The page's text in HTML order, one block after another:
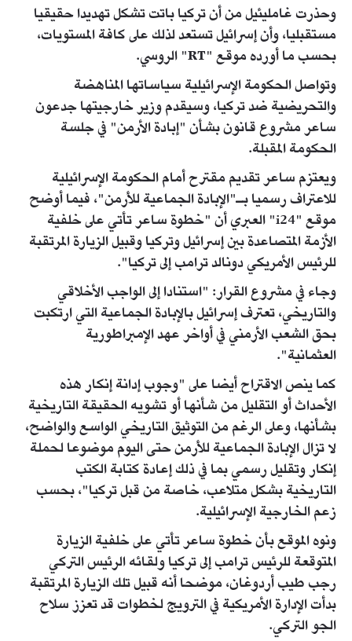
وحذرت غامليئيل من أن تركيا باتت تشكل تهديدا حقيقيا
مستقبليا، وأن إسرائيل تستعد لذلك على كافة المستويات،
بحسب ما أورده موقع "RT" الروسي.
وتواصل الحكومة الإسرائيلية سياساتها المناهضة
والتحريضية ضد تركيا، وسيقدم وزير خارجيتها جدعون
ساعر مشروع قانون بشأن "إبادة الأرمن" في جلسة
الحكومة المقبلة.
ويعتزم ساعر تقديم مقترح أمام الحكومة الإسرائيلية
للاعتراف رسميا بـ"الإبادة الجماعية للأرمن"، فيما أوضح
موقع "i24" العبري أن "خطوة ساعر تأتي على خلفية
الأزمة المتصاعدة بين إسرائيل وتركيا وقبيل الزيارة المرتقبة
للرئيس الأمريكي دونالد ترامب إلى تركيا".
وجاء في مشروع القرار: "استنادا إلى الواجب الأخلاقي
والتاريخي، تعترف إسرائيل بالإبادة الجماعية التي ارتكبت
بحق الشعب الأرمني في أواخر عهد الإمبراطورية
العثمانية".
كما ينص الاقتراح أيضا على "وجوب إدانة إنكار هذه
الأحداث أو التقليل من شأنها أو تشويه الحقيقة التاريخية
بشأنها، وعلى الرغم من التوثيق التاريخي الواسع والواضح،
لا تزال الإبادة الجماعية للأرمن حتى اليوم موضوعا لحملة
إنكار وتقليل رسمي بما في ذلك إعادة كتابة الكتب
التاريخية بشكل متلاعب، خاصة من قبل تركيا"، بحسب
زعم الخارجية الإسرائيلية.
ونوه الموقع بأن خطوة ساعر تأتي على خلفية الزيارة
المتوقعة للرئيس ترامب إلى تركيا ولقائه الرئيس التركي
رجب طيب أردوغان، موضحا أنه قبيل تلك الزيارة المرتقبة
بدأت الإدارة الأمريكية في الترويج لخطوات قد تعزز سلاح
الجو التركي.